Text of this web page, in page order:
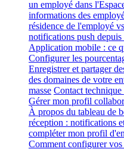
un employé dans
informations des
résidence de l'employé
notifications push
Application mobile : ce
Configurer les
Enregistrer et partager
des domaines de votre
masse Contact
Gérer mon profil
À propos du tableau de
réception : notifications
compléter mon profil
Comment configurer vos